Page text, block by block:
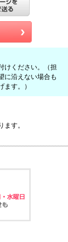
けください。（担
に沿えない場合も
す。）
す。